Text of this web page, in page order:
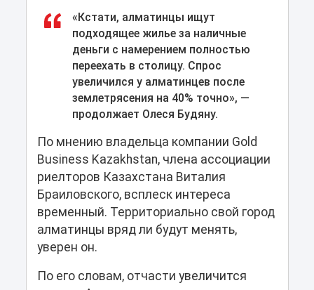
«Кстати, алматинцы ищут
подходящее жилье за наличные
деньги с намерением полностью
переехать в столицу. Спрос
увеличился у алматинцев после
землетрясения на 40% точно», —
продолжает Олеся Будяну.
По мнению владельца компании Gold
Business Kazakhstan, члена ассоциации
риелторов Казахстана Виталия
Браиловского, всплеск интереса
временный. Территориально свой город
алматинцы вряд ли будут менять,
уверен он.
По его словам, отчасти увеличится